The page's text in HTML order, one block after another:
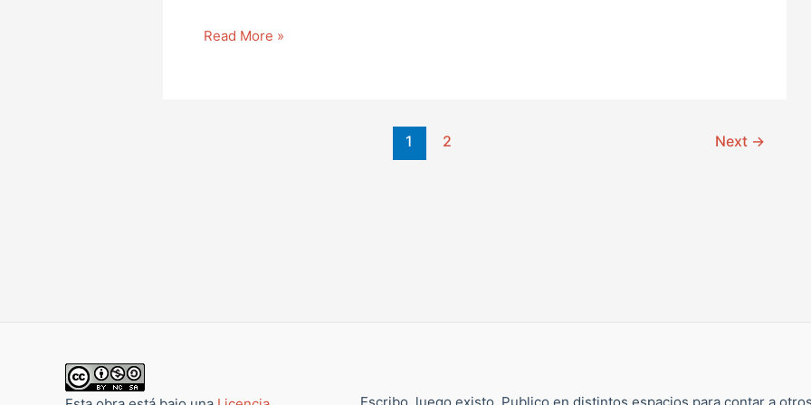
Read More »
1 2 Next →